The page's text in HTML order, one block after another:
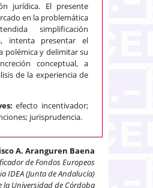
jurídica. El presente
en la problemática
simplificación
intenta presentar el
polémica y delimitar su
conceptual, a
de la experiencia de
efecto incentivador;
jurisprudencia.
A. Aranguren Baena
de Fondos Europeos
IDEA (Junta de Andalucía)
la Universidad de Córdoba